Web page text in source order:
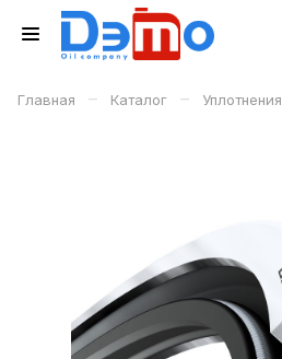
Главная – Каталог – Уплотнения